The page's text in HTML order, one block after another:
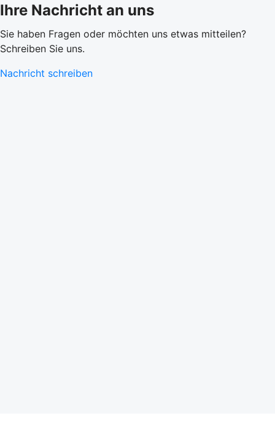
Ihre Nachricht an uns
Sie haben Fragen oder möchten uns etwas mitteilen?
Schreiben Sie uns.
Nachricht schreiben